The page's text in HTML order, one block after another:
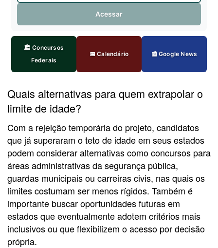
Acessar
🏛️ Concursos
Federais
📅 Calendário 📰 Google News
Quais alternativas para quem extrapolar o
limite de idade?
Com a rejeição temporária do projeto, candidatos
que já superaram o teto de idade em seus estados
podem considerar alternativas como concursos para
áreas administrativas da segurança pública,
guardas municipais ou carreiras civis, nas quais os
limites costumam ser menos rígidos. Também é
importante buscar oportunidades futuras em
estados que eventualmente adotem critérios mais
inclusivos ou que flexibilizem o acesso por decisão
própria.